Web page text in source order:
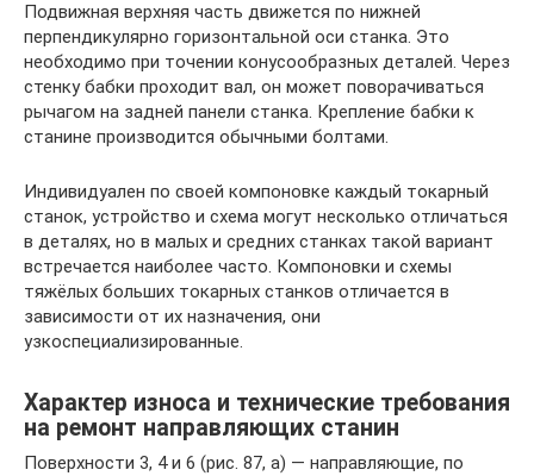
Подвижная верхняя часть движется по нижней
перпендикулярно горизонтальной оси станка. Это
необходимо при точении конусообразных деталей. Через
стенку бабки проходит вал, он может поворачиваться
рычагом на задней панели станка. Крепление бабки к
станине производится обычными болтами.
Индивидуален по своей компоновке каждый токарный
станок, устройство и схема могут несколько отличаться
в деталях, но в малых и средних станках такой вариант
встречается наиболее часто. Компоновки и схемы
тяжёлых больших токарных станков отличается в
зависимости от их назначения, они
узкоспециализированные.
Характер износа и технические требования
на ремонт направляющих станин
Поверхности 3, 4 и 6 (рис. 87, а) — направляющие, по